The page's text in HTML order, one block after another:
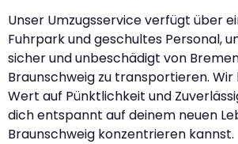
Unser Umzugsservice verfügt über
Fuhrpark und geschultes Personal,
sicher und unbeschädigt von
Braunschweig zu transportieren.
Wert auf Pünktlichkeit und
dich entspannt auf deinem neuen
Braunschweig konzentrieren kannst.